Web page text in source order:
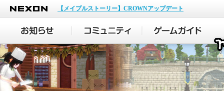
NEXON
【メイプルストーリー】CROWNアップデート